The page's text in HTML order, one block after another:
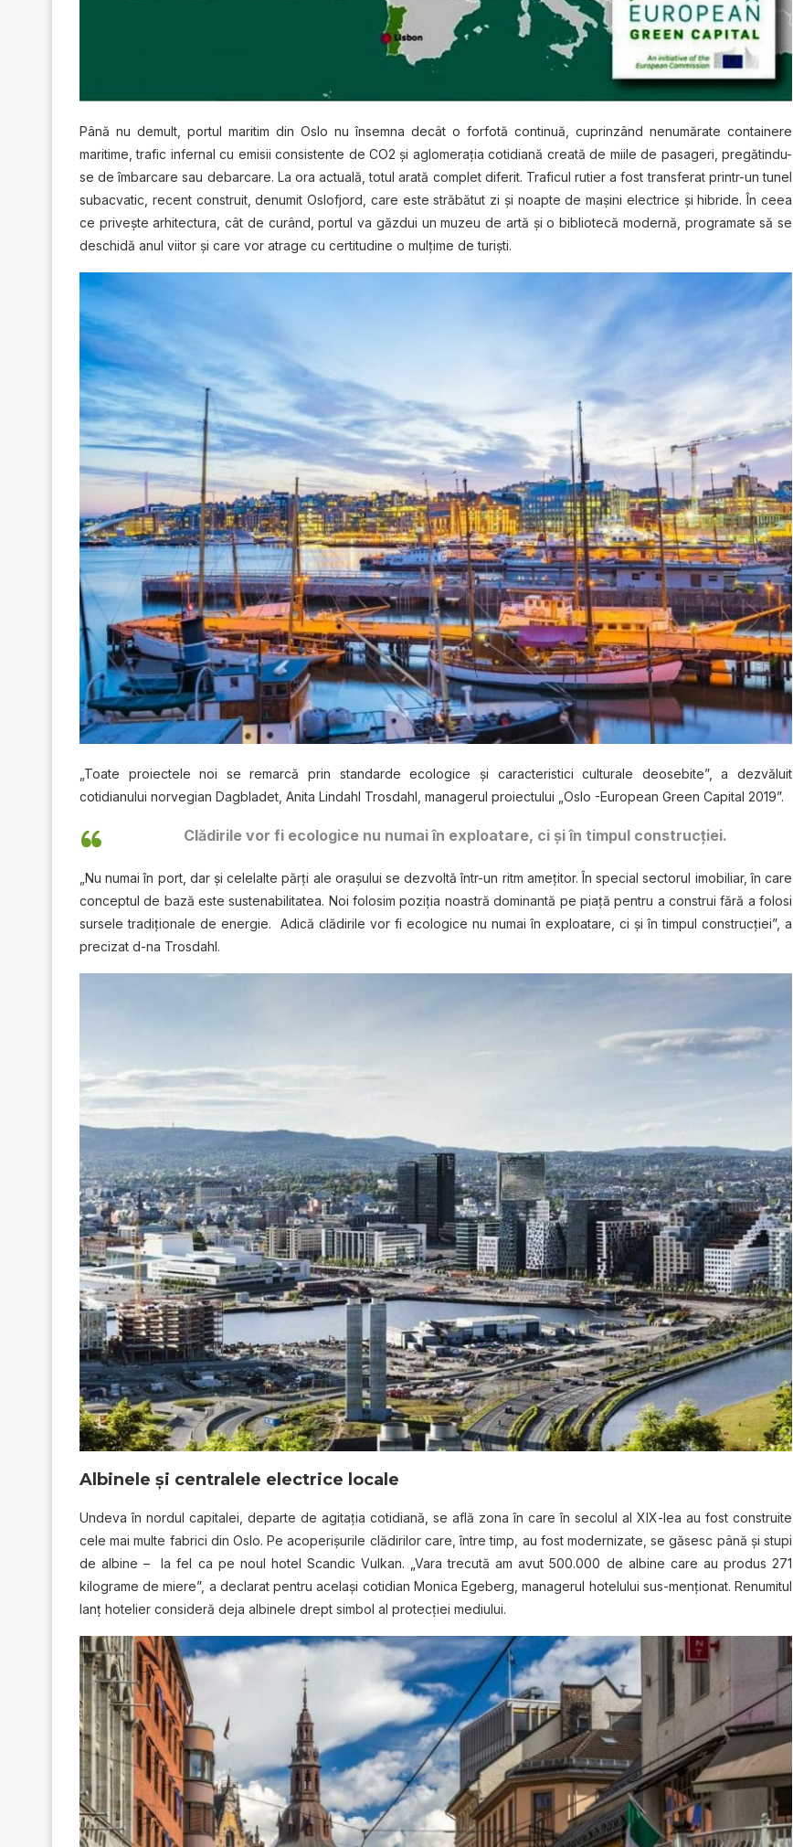
Până nu demult, portul maritim din Oslo nu însemna decât o forfotă continuă, cuprinzând nenumărate containere
maritime, trafic infernal cu emisii consistente de CO2 şi aglomeraţia cotidiană creată de miile de pasageri, pregătindu-
se de îmbarcare sau debarcare. La ora actuală, totul arată complet diferit. Traficul rutier a fost transferat printr-un tunel
subacvatic, recent construit, denumit Oslofjord, care este străbătut zi şi noapte de maşini electrice şi hibride. În ceea
ce priveşte arhitectura, cât de curând, portul va găzdui un muzeu de artă şi o bibliotecă modernă, programate să se
deschidă anul viitor şi care vor atrage cu certitudine o mulţime de turişti.
„Toate proiectele noi se remarcă prin standarde ecologice şi caracteristici culturale deosebite”, a dezvăluit
cotidianului norvegian Dagbladet, Anita Lindahl Trosdahl, managerul proiectului „Oslo -European Green Capital 2019”.
Clădirile vor fi ecologice nu numai în exploatare, ci şi în timpul construcţiei.
„Nu numai în port, dar şi celelalte părţi ale oraşului se dezvoltă într-un ritm ameţitor. În special sectorul imobiliar, în care
conceptul de bază este sustenabilitatea. Noi folosim poziţia noastră dominantă pe piaţă pentru a construi fără a folosi
sursele tradiţionale de energie. Adică clădirile vor fi ecologice nu numai în exploatare, ci şi în timpul construcţiei”, a
precizat d-na Trosdahl.
Albinele şi centralele electrice locale
Undeva în nordul capitalei, departe de agitaţia cotidiană, se află zona în care în secolul al XIX-lea au fost construite
cele mai multe fabrici din Oslo. Pe acoperişurile clădirilor care, între timp, au fost modernizate, se găsesc până şi stupi
de albine – la fel ca pe noul hotel Scandic Vulkan. „Vara trecută am avut 500.000 de albine care au produs 271
kilograme de miere”, a declarat pentru acelaşi cotidian Monica Egeberg, managerul hotelului sus-menţionat. Renumitul
lanţ hotelier consideră deja albinele drept simbol al protecţiei mediului.